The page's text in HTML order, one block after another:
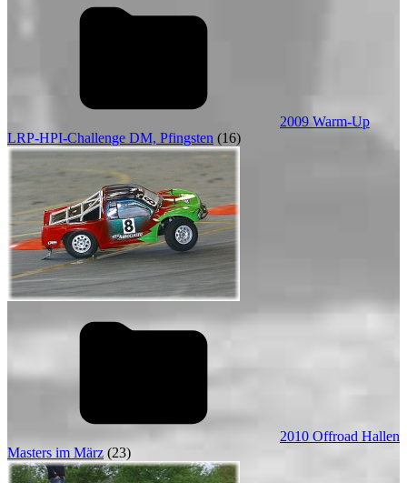
2009 Warm-Up
LRP-HPI-Challenge DM, Pfingsten (16)
2010 Offroad Hallen
Masters im März (23)